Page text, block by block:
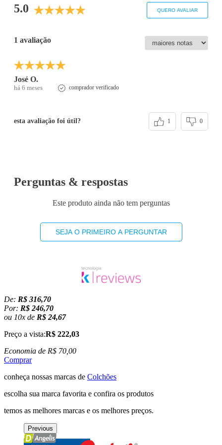
5.0
QUERO AVALIAR
1 avaliação
José O.
há 6 meses comprador verificado
esta avaliação foi útil? 1 0
Perguntas & respostas
Este produto ainda não tem perguntas
SEJA O PRIMEIRO A PERGUNTAR
De: R$ 316,70
Por: R$ 246,70
ou 10x de R$ 24,67
Preço a vista:R$ 222,03
Economia de R$ 70,00
Comprar
conheça nossas marcas de Colchões
escolha sua marca favorita e confira os produtos
temos as melhores marcas e os melhores preços.
Previous